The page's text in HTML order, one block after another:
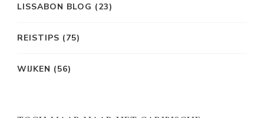
LISSABON BLOG (23)
REISTIPS (75)
WIJKEN (56)